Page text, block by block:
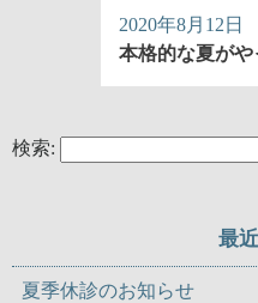
2020年8月12日
本格的な夏がや
検索:
最
夏季休診のお知らせ